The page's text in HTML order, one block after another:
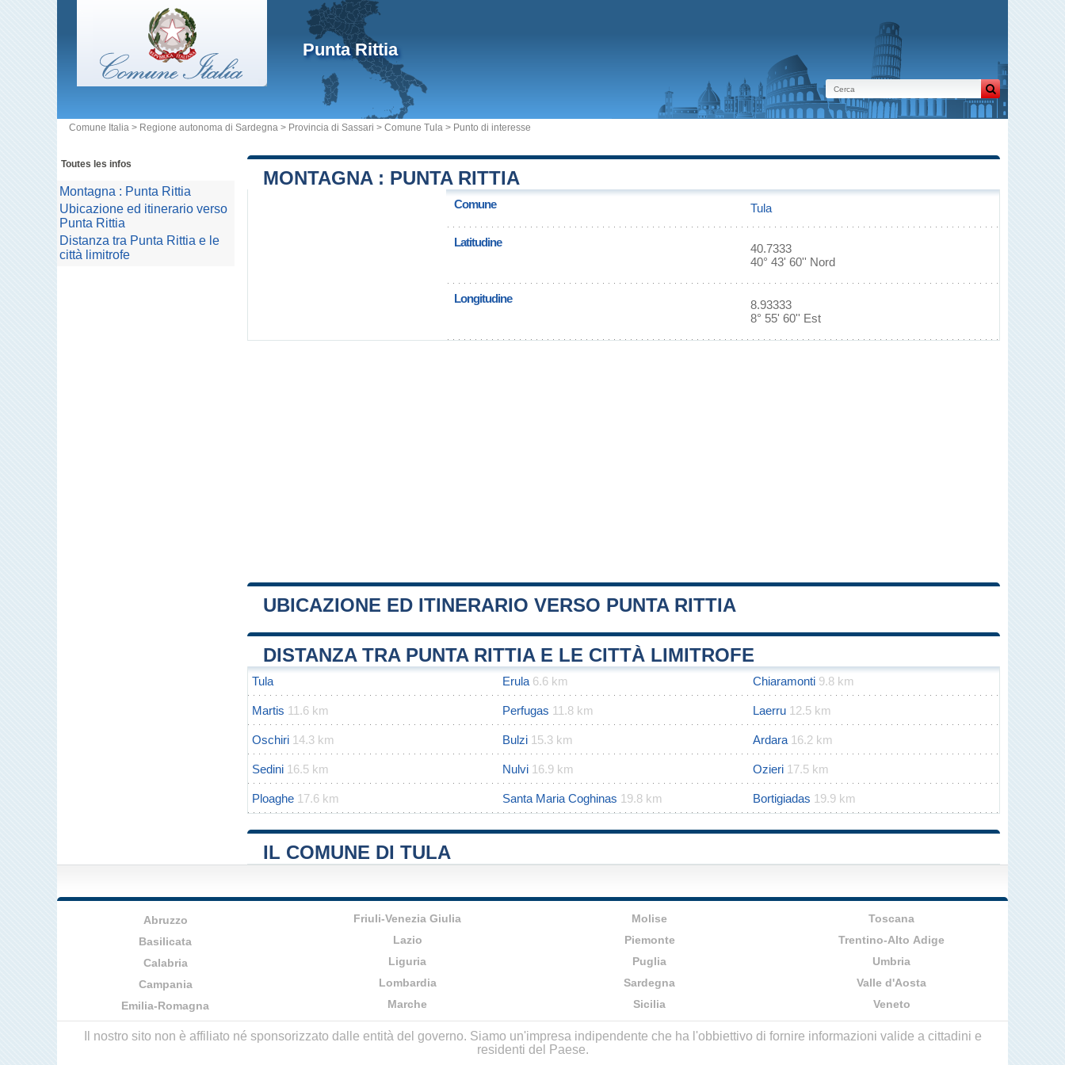
Punta Rittia
Comune Italia > Regione autonoma di Sardegna > Provincia di Sassari > Comune Tula > Punto di interesse
MONTAGNA : PUNTA RITTIA
Comune Tula
Latitudine
40.7333
40° 43' 60'' Nord
Longitudine
8.93333
8° 55' 60'' Est
UBICAZIONE ED ITINERARIO VERSO PUNTA RITTIA
+
−
DISTANZA TRA PUNTA RITTIA E LE CITTÀ LIMITROFE
Tula Erula 6.6 km Chiaramonti 9.8 km
Martis 11.6 km Perfugas 11.8 km Laerru 12.5 km
Oschiri 14.3 km Bulzi 15.3 km Ardara 16.2 km
Sedini 16.5 km Nulvi 16.9 km Ozieri 17.5 km
Ploaghe 17.6 km Santa Maria Coghinas 19.8 km Bortigiadas 19.9 km
IL COMUNE DI TULA
Toutes les infos
Montagna : Punta Rittia
Ubicazione ed itinerario verso
Punta Rittia
Distanza tra Punta Rittia e le
città limitrofe
Abruzzo
Basilicata
Calabria
Campania
Emilia-Romagna
Friuli-Venezia Giulia
Lazio
Liguria
Lombardia
Marche
Molise
Piemonte
Puglia
Sardegna
Sicilia
Toscana
Trentino-Alto Adige
Umbria
Valle d'Aosta
Veneto
Il nostro sito non è affiliato né sponsorizzato dalle entità del governo. Siamo un'impresa indipendente che ha l'obbiettivo di fornire informazioni valide a cittadini e
residenti del Paese.